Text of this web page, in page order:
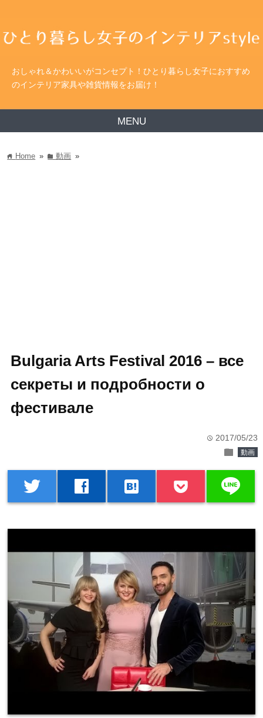
おしゃれ＆かわいいがコンセプト！ひとり暮らし女子におすすめ
のインテリア家具や雑貨情報をお届け！
MENU
home Home » folder動画 »
Bulgaria Arts Festival 2016 – все
секреты и подробности о
фестивале
time 2017/05/23
folder 動画
twitter facebook hatenabookmark line